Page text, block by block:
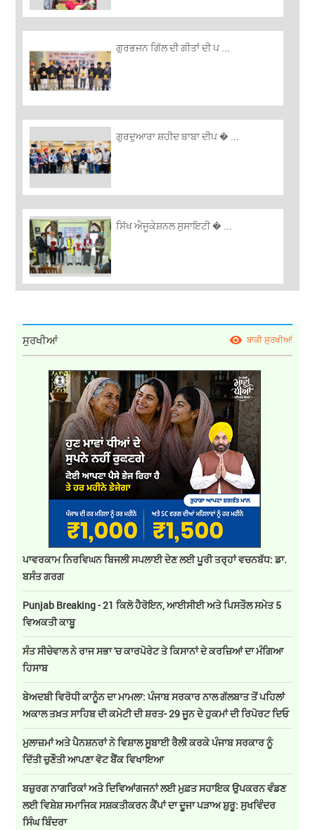
ਗੁਰਭਜਨ ਗਿੱਲ ਦੀ ਗੀਤਾਂ ਦੀ ਪ ...
ਗੁਰਦੁਆਰਾ ਸ਼ਹੀਦ ਬਾਬਾ ਦੀਪ � ...
ਸਿੱਖ ਐਜੂਕੇਸ਼ਨਲ ਸੁਸਾਇਟੀ � ...
ਸੁਰਖੀਆਂ ਬਾਕੀ ਸੁਰਖੀਆਂ
ਪਾਵਰਕਾਮ ਨਿਰਵਿਘਨ ਬਿਜਲੀ ਸਪਲਾਈ ਦੇਣ ਲਈ ਪੂਰੀ ਤਰ੍ਹਾਂ ਵਚਨਬੱਧ: ਡਾ.
ਬਸੰਤ ਗਰਗ
Punjab Breaking - 21 ਕਿਲੋ ਹੈਰੋਇਨ, ਆਈਸੀਈ ਅਤੇ ਪਿਸਤੌਲ ਸਮੇਤ 5
ਵਿਅਕਤੀ ਕਾਬੂ
ਸੰਤ ਸੀਚੇਵਾਲ ਨੇ ਰਾਜ ਸਭਾ 'ਚ ਕਾਰਪੋਰੇਟ ਤੇ ਕਿਸਾਨਾਂ ਦੇ ਕਰਜ਼ਿਆਂ ਦਾ ਮੰਗਿਆ
ਹਿਸਾਬ
ਬੇਅਦਬੀ ਵਿਰੋਧੀ ਕਾਨੂੰਨ ਦਾ ਮਾਮਲਾ: ਪੰਜਾਬ ਸਰਕਾਰ ਨਾਲ ਗੱਲਬਾਤ ਤੋਂ ਪਹਿਲਾਂ
ਅਕਾਲ ਤਖ਼ਤ ਸਾਹਿਬ ਦੀ ਕਮੇਟੀ ਦੀ ਸ਼ਰਤ- 29 ਜੂਨ ਦੇ ਹੁਕਮਾਂ ਦੀ ਰਿਪੋਰਟ ਦਿਓ
ਮੁਲਾਜ਼ਮਾਂ ਅਤੇ ਪੈਨਸ਼ਨਰਾਂ ਨੇ ਵਿਸ਼ਾਲ ਸੂਬਾਈ ਰੈਲੀ ਕਰਕੇ ਪੰਜਾਬ ਸਰਕਾਰ ਨੂੰ
ਦਿੱਤੀ ਚੁਣੌਤੀ ਆਪਣਾ ਵੋਟ ਬੈਂਕ ਵਿਖਾਇਆ
ਬਜ਼ੁਰਗ ਨਾਗਰਿਕਾਂ ਅਤੇ ਦਿਵਿਆਂਗਜਨਾਂ ਲਈ ਮੁਫ਼ਤ ਸਹਾਇਕ ਉਪਕਰਨ ਵੰਡਣ
ਲਈ ਵਿਸ਼ੇਸ਼ ਸਮਾਜਿਕ ਸਸ਼ਕਤੀਕਰਨ ਕੈਂਪਾਂ ਦਾ ਦੂਜਾ ਪੜਾਅ ਸ਼ੁਰੂ: ਸੁਖਵਿੰਦਰ
ਸਿੰਘ ਬਿੰਦਰਾ